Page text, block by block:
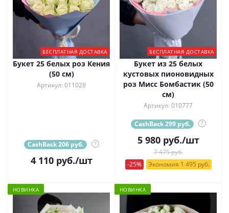
БЕСПЛАТНАЯ ДОСТАВКА
Букет 25 белых роз Кения
(50 см)
Артикул: 011028
CashBack 206 руб. ?
4 110руб./шт
БЕСПЛАТНАЯ ДОСТАВКА
Букет из 25 белых
кустовых пионовидных
роз Мисс Бомбастик (50
см)
Артикул: 010777
CashBack 299 руб. ?
5 980руб./шт
7 475 руб.
-25%
Экономия 1 495 руб.
НОВИНКА НОВИНКА